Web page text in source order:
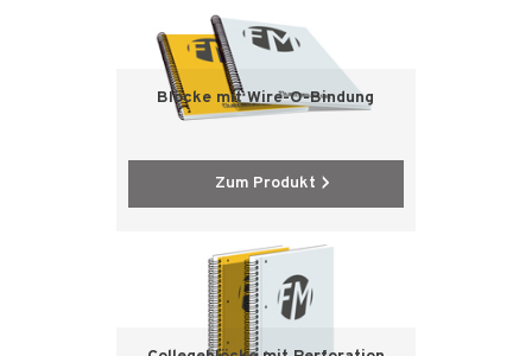
Blöcke mit Wire-O-Bindung
Zum Produkt